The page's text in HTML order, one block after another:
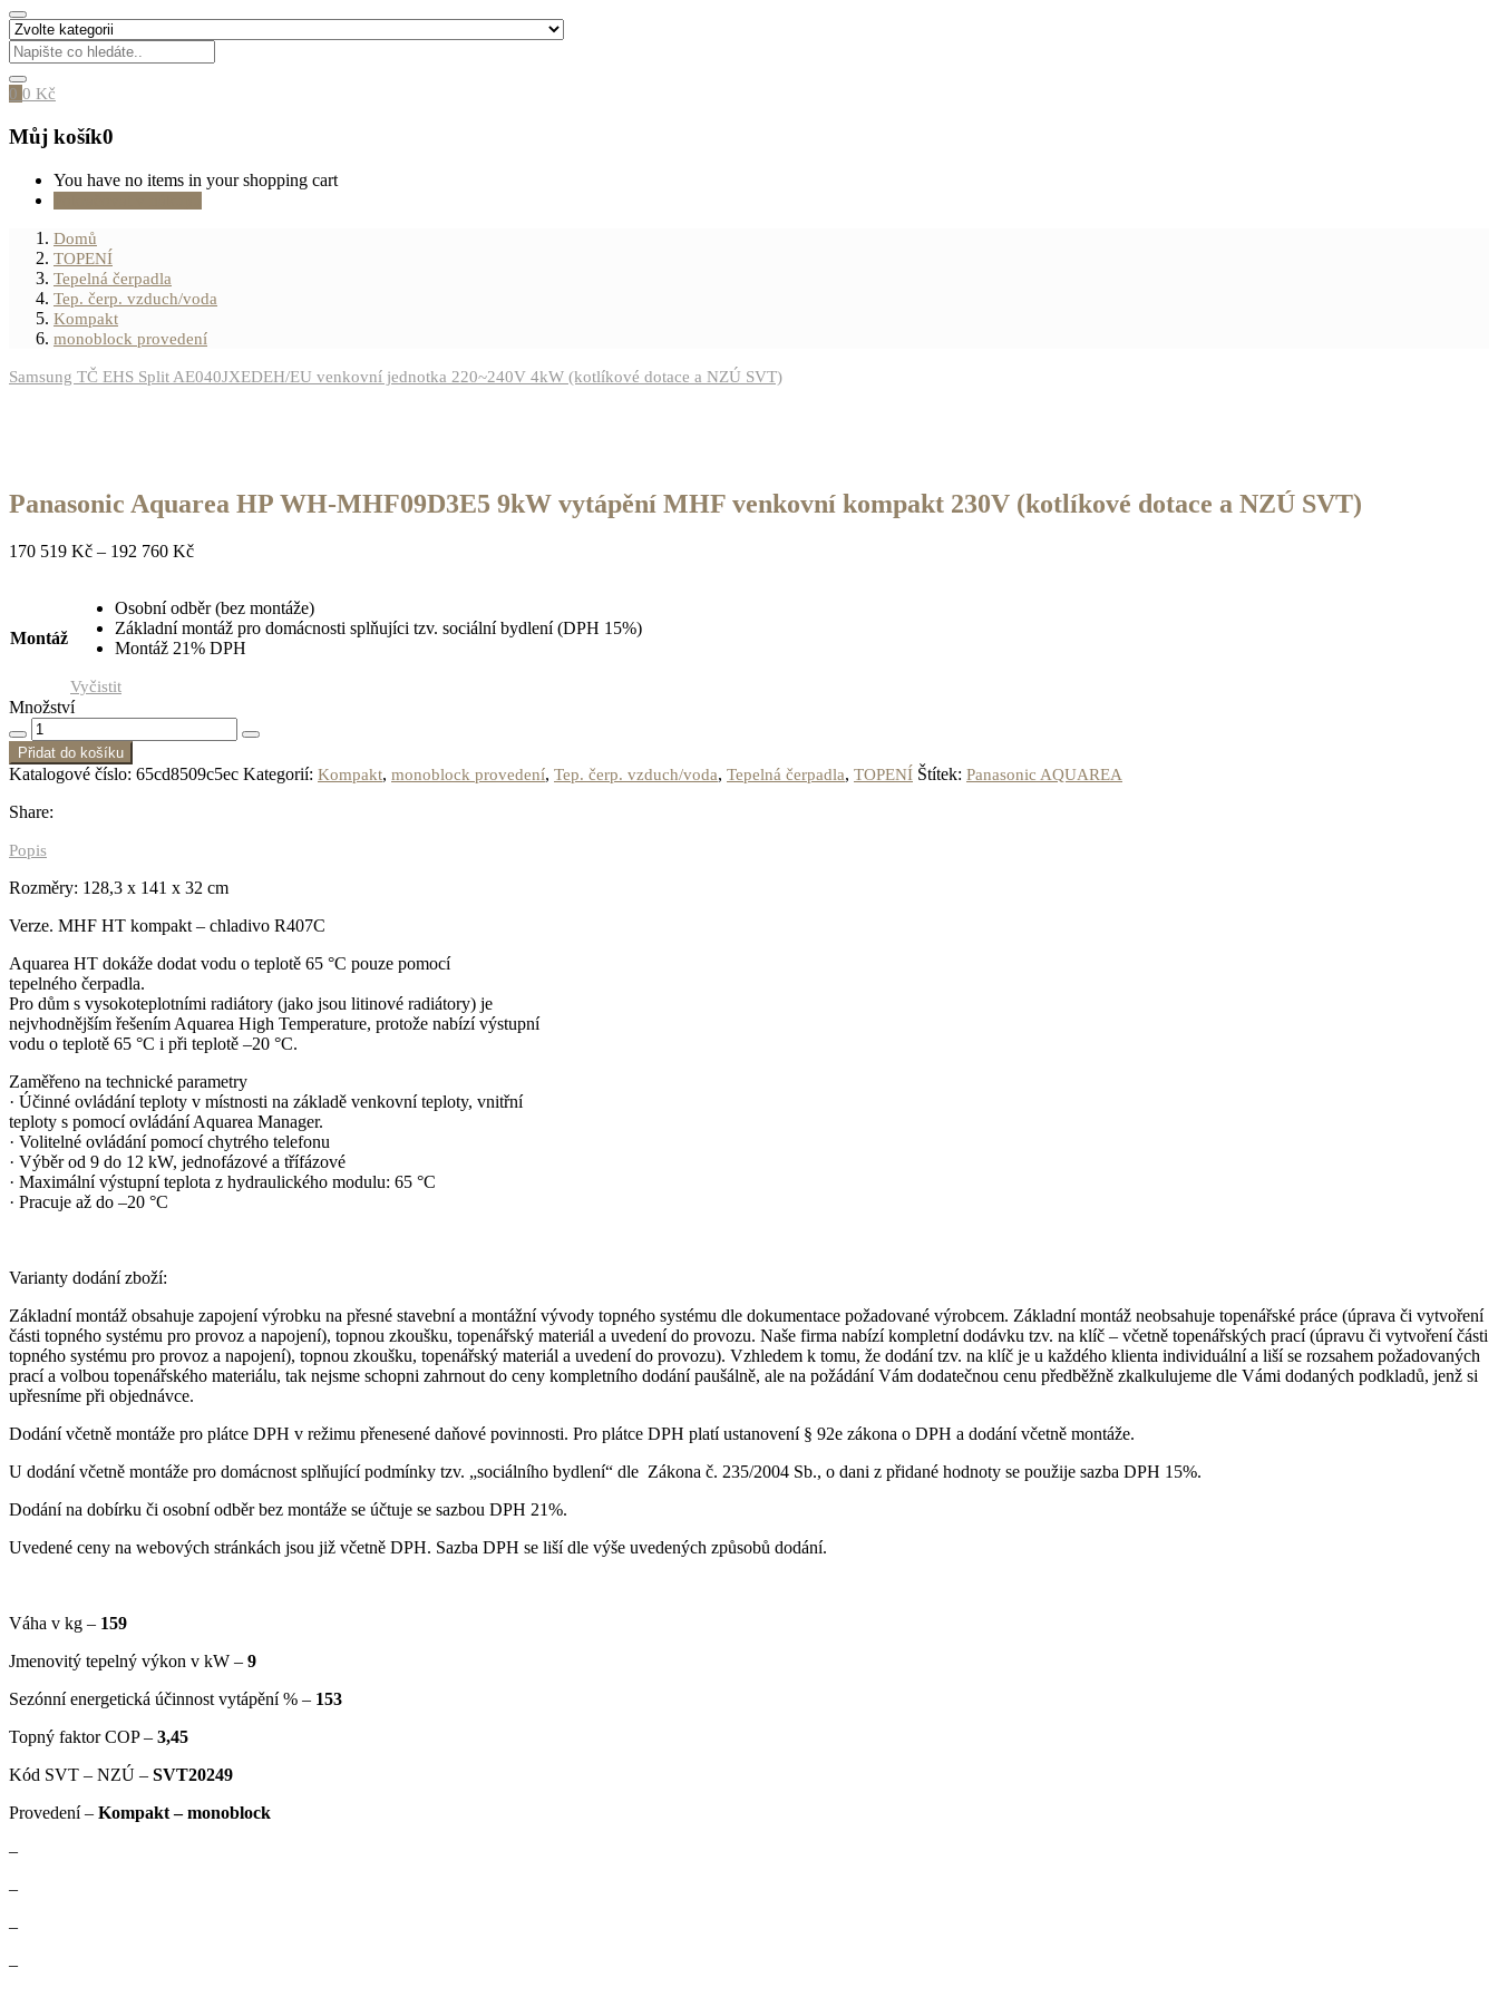
0 0 Kč
Můj košík0
You have no items in your shopping cart
Domů
TOPENÍ
Tepelná čerpadla
Tep. čerp. vzduch/voda
Kompakt
monoblock provedení
Samsung TČ EHS Split AE040JXEDEH/EU venkovní jednotka 220~240V 4kW (kotlíkové dotace a NZÚ SVT)
Panasonic Aquarea HP WH-MHF09D3E5 9kW vytápění MHF venkovní kompakt 230V (kotlíkové dotace a NZÚ SVT)
170 519 Kč – 192 760 Kč
Montáž
Osobní odběr (bez montáže)
Základní montáž pro domácnosti splňujíci tzv. sociální bydlení (DPH 15%)
Montáž 21% DPH
Vyčistit
Množství
Přidat do košíku
Katalogové číslo: 65cd8509c5ec Kategorií: Kompakt, monoblock provedení, Tep. čerp. vzduch/voda, Tepelná čerpadla, TOPENÍ Štítek: Panasonic AQUAREA
Share:
Popis
Rozměry: 128,3 x 141 x 32 cm
Verze. MHF HT kompakt – chladivo R407C
Aquarea HT dokáže dodat vodu o teplotě 65 °C pouze pomocí
tepelného čerpadla.
Pro dům s vysokoteplotními radiátory (jako jsou litinové radiátory) je
nejvhodnějším řešením Aquarea High Temperature, protože nabízí výstupní
vodu o teplotě 65 °C i při teplotě –20 °C.
Zaměřeno na technické parametry
· Účinné ovládání teploty v místnosti na základě venkovní teploty, vnitřní
teploty s pomocí ovládání Aquarea Manager.
· Volitelné ovládání pomocí chytrého telefonu
· Výběr od 9 do 12 kW, jednofázové a třífázové
· Maximální výstupní teplota z hydraulického modulu: 65 °C
· Pracuje až do –20 °C
Varianty dodání zboží:
Základní montáž obsahuje zapojení výrobku na přesné stavební a montážní vývody topného systému dle dokumentace požadované výrobcem. Základní montáž neobsahuje topenářské práce (úprava či vytvoření
části topného systému pro provoz a napojení), topnou zkoušku, topenářský materiál a uvedení do provozu. Naše firma nabízí kompletní dodávku tzv. na klíč – včetně topenářských prací (úpravu či vytvoření části
topného systému pro provoz a napojení), topnou zkoušku, topenářský materiál a uvedení do provozu). Vzhledem k tomu, že dodání tzv. na klíč je u každého klienta individuální a liší se rozsahem požadovaných
prací a volbou topenářského materiálu, tak nejsme schopni zahrnout do ceny kompletního dodání paušálně, ale na požádání Vám dodatečnou cenu předběžně zkalkulujeme dle Vámi dodaných podkladů, jenž si
upřesníme při objednávce.
Dodání včetně montáže pro plátce DPH v režimu přenesené daňové povinnosti. Pro plátce DPH platí ustanovení § 92e zákona o DPH a dodání včetně montáže.
U dodání včetně montáže pro domácnost splňující podmínky tzv. „sociálního bydlení“ dle Zákona č. 235/2004 Sb., o dani z přidané hodnoty se použije sazba DPH 15%.
Dodání na dobírku či osobní odběr bez montáže se účtuje se sazbou DPH 21%.
Uvedené ceny na webových stránkách jsou již včetně DPH. Sazba DPH se liší dle výše uvedených způsobů dodání.
Váha v kg – 159
Jmenovitý tepelný výkon v kW – 9
Sezónní energetická účinnost vytápění % – 153
Topný faktor COP – 3,45
Kód SVT – NZÚ – SVT20249
Provedení – Kompakt – monoblock
–
–
–
–